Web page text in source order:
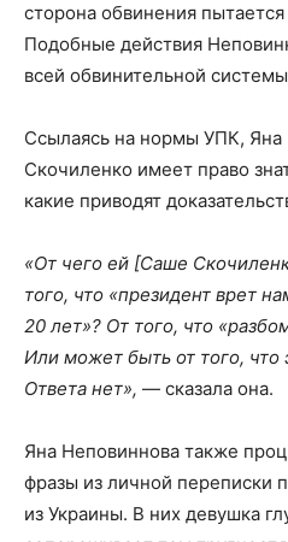
сторона обвинения
Подобные действия
всей обвинительной
Ссылаясь на нормы УПК, Яна
Скочиленко имеет право
какие приводят
«От чего ей [Саше
того, что «президент врет
20 лет»? От того, что
Или может быть от того,
Ответа нет», — сказала она.
Яна Неповиннова также
фразы из личной переписки
из Украины. В них девушка